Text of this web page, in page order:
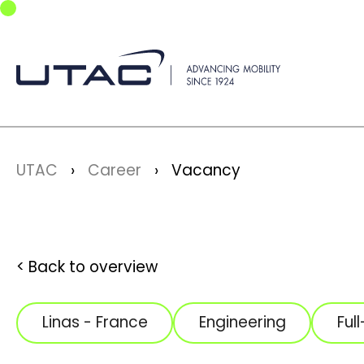
Skip to main navigation
Skip to main content
Skip to page footer
You are here:
UTAC Career Vacancy
Back to overview
Linas - France Engineering